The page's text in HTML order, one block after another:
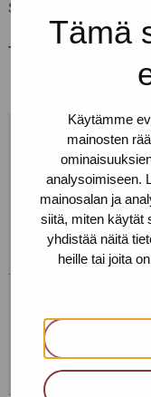
Tämä
Käytämme
mainosten
analysoimiseen.
mainosalan ja
siitä, miten käytät
yhdistää näitä
heille tai joita
Soita jos et löydä
Tervetuloa!
Jos et
tavata, niin
Voimme sopia
Tampereen
+358 (0)45 265